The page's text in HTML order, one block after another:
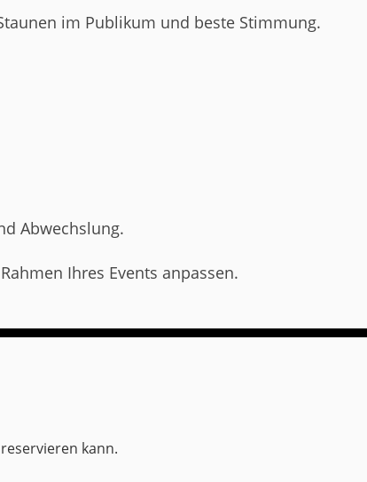
im Publikum und beste Stimmung.
Abwechslung.
Ihres Events anpassen.
kann.